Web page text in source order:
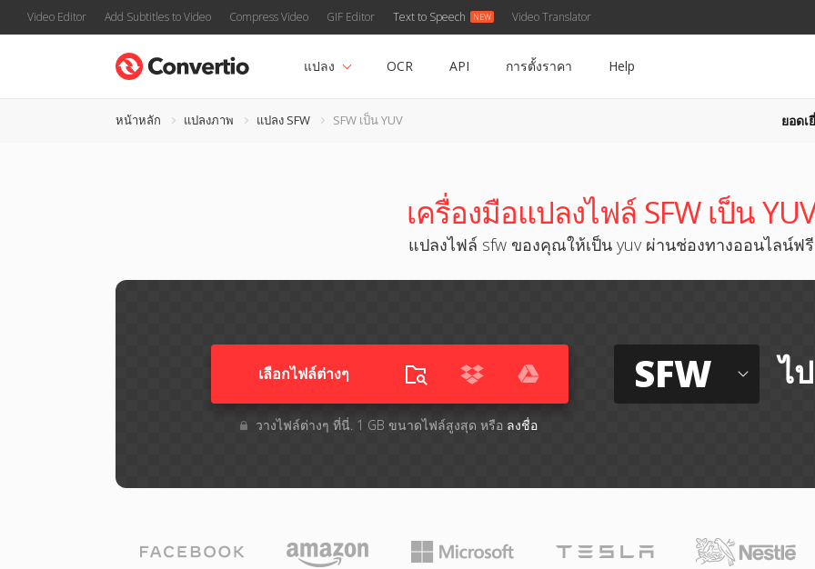
Video Editor Add Subtitles to Video Compress Video GIF Editor Text to Speech Video Translator
แปลง OCR API การตั้งราคา Help
หน้าหลัก แปลงภาพ แปลง SFW SFW เป็น YUV ยอดเ
เครื่องมือแปลงไฟล์ SFW เป็น
แปลงไฟล์ sfw ของคุณให้เป็น yuv ผ่านช่องทางออนไลน์ฟรี
เลือกไฟล์ต่างๆ​
วางไฟล์ต่างๆ​ ที่นี่. 1 GB ขนาดไฟล์สูงสุด หรือ ลงชื่อ
SFW ไ